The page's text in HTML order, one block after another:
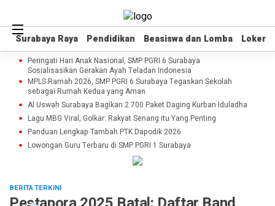
Surabaya Raya Pendidikan Beasiswa dan Lomba Loker
Surabaya Raya Pendidikan Beasiswa dan Lomba Loker
Peringati Hari Anak Nasional, SMP PGRI 6 Surabaya
Sosialisasikan Gerakan Ayah Teladan Indonesia
MPLS Ramah 2026, SMP PGRI 6 Surabaya Tegaskan Sekolah
sebagai Rumah Kedua yang Aman
Al Uswah Surabaya Bagikan 2.700 Paket Daging Kurban Iduladha
Lagu MBG Viral, Golkar: Rakyat Senang itu Yang Penting
Panduan Lengkap Tambah PTK Dapodik 2026
Lowongan Guru Terbaru di SMP PGRI 1 Surabaya
BERITA TERKINI